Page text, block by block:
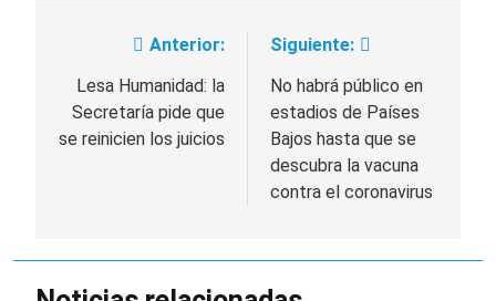
3 Días Atrás
despide del AMBA:
cuándo dejará de
llover y llega una ola
de frío con mínimas
cercanas a 1°C
3 Días Atrás
Navegación
de
entradas
Anterior:
Lesa Humanidad: la
Secretaría pide que
se reinicien los juicios
Siguiente:
No habrá público en
estadios de Países
Bajos hasta que se
descubra la vacuna
contra el coronavirus